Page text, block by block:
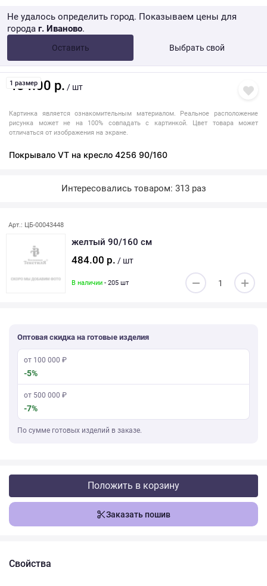
Не удалось определить город. Показываем цены для
города г. Иваново.
Оставить Выбрать свой
от 10 000 ₽ Розница → WB
1 размер
484.00 р. / шт
Картинка является ознакомительным материалом. Реальное расположение
рисунка может не на 100% совпадать с картинкой. Цвет товара может
отличаться от изображения на экране.
Покрывало VT на кресло 4256 90/160
Интересовались товаром: 313 раз
Арт.: ЦБ-00043448
желтый 90/160 см
484.00 р. / шт
В наличии - 205 шт
Оптовая скидка на готовые изделия
от 100 000 ₽
-5%
от 500 000 ₽
-7%
По сумме готовых изделий в заказе.
Положить в корзину
Заказать пошив
Свойства